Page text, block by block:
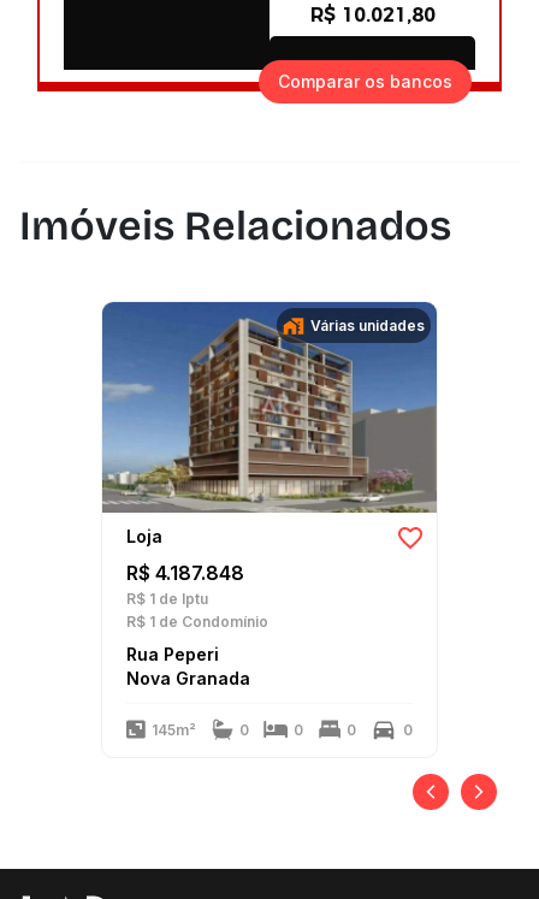
Comparar os bancos
Imóveis Relacionados
Várias unidades
Loja
R$ 4.187.848
R$ 1 de Iptu
R$ 1 de Condomínio
Rua Peperi
Nova Granada
145m² 0 0 0 0